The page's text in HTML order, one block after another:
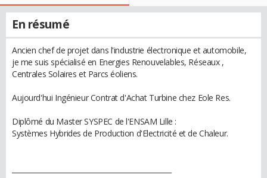
En résumé
Ancien chef de projet dans l'industrie électronique et automobile,
je me suis spécialisé en Energies Renouvelables, Réseaux ,
Centrales Solaires et Parcs éoliens.
Aujourd'hui Ingénieur Contrat d'Achat Turbine chez Eole Res.
Diplômé du Master SYSPEC de l'ENSAM Lille :
Systèmes Hybrides de Production d'Electricité et de Chaleur.